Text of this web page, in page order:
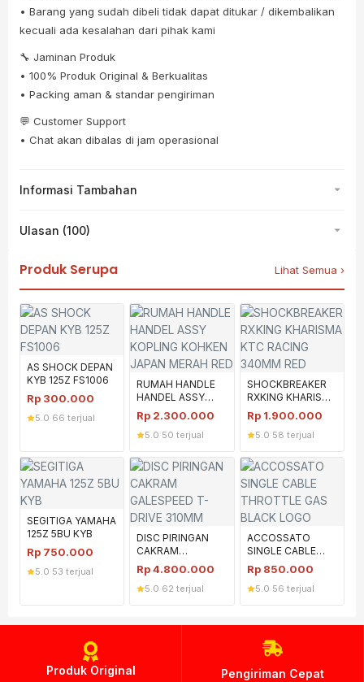
• Barang yang sudah dibeli tidak dapat ditukar / dikembalikan
kecuali ada kesalahan dari pihak kami
🔧 Jaminan Produk
• 100% Produk Original & Berkualitas
• Packing aman & standar pengiriman
💬 Customer Support
• Chat akan dibalas di jam operasional
Informasi Tambahan
Ulasan (100)
Produk Serupa Lihat Semua ›
AS SHOCK DEPAN
KYB 125Z FS1006
Rp 300.000
5.0 66 terjual
RUMAH HANDLE
HANDEL ASSY
KOPLING KOHKEN
JAPAN MERAH
RED
Rp 2.300.000
5.0 50 terjual
SHOCKBREAKER
RXKING KHARISMA
KTC RACING
340MM RED
Rp 1.900.000
5.0 58 terjual
SEGITIGA YAMAHA
125Z 5BU KYB
Rp 750.000
5.0 53 terjual
DISC PIRINGAN
CAKRAM
GALESPEED T-
DRIVE 310MM
Rp4.800.000
5.0 62 terjual
ACCOSSATO
SINGLE CABLE
THROTTLE GAS
BLACK LOGO
Rp 850.000
5.0 56 terjual
Produk Original Pengiriman Cepat